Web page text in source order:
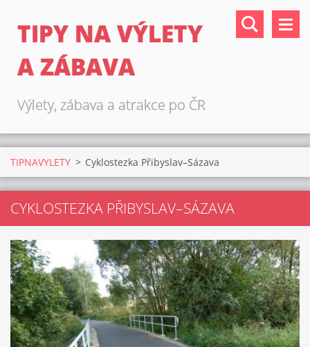
TIPY NA VÝLETY
A ZÁBAVA
Výlety, zábava a atrakce po ČR
TIPNAVYLETY > Cyklostezka Přibyslav–Sázava
CYKLOSTEZKA PŘIBYSLAV–SÁZAVA